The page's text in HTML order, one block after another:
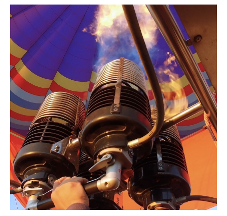
SERVIÇOS
NOTÍCIAS
VAGAS
CONTATO